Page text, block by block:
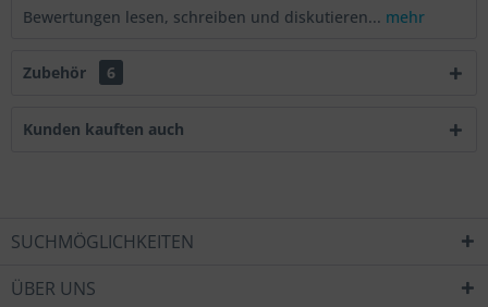
Bewertungen lesen, schreiben und diskutieren... mehr
Zubehör 6
Kunden kauften auch
SUCHMÖGLICHKEITEN
ÜBER UNS